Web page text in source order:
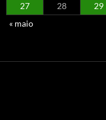
27
28 29
« maio